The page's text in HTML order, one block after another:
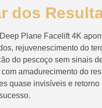
dos
Plane Facelift 4K
rejuvenescimento do
do pescoço sem sinais
amadurecimento do
quase invisíveis e